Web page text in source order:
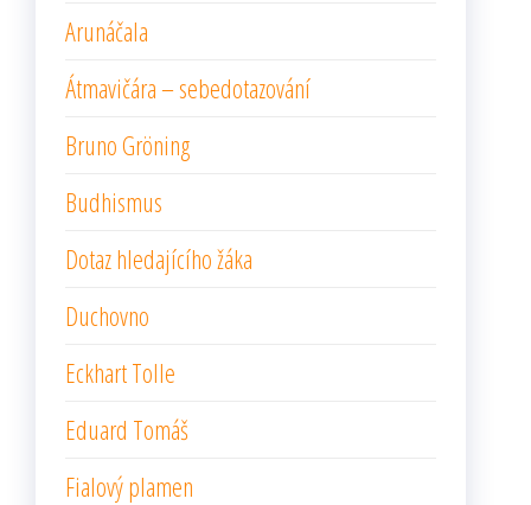
Arunáčala
Átmavičára – sebedotazování
Bruno Gröning
Budhismus
Dotaz hledajícího žáka
Duchovno
Eckhart Tolle
Eduard Tomáš
Fialový plamen